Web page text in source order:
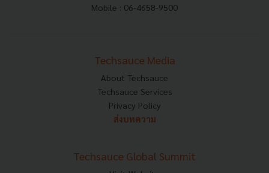
Mobile : 06-4658-9500
Techsauce Media
About Techsauce
Techsauce Services
Privacy Policy
ส่งบทความ
Techsauce Global Summit